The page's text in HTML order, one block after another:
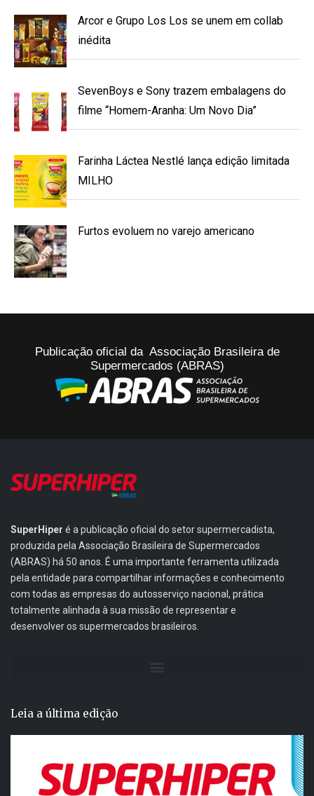
Arcor e Grupo Los Los se unem em collab
inédita
SevenBoys e Sony trazem embalagens do
filme “Homem-Aranha: Um Novo Dia”
Farinha Láctea Nestlé lança edição limitada
MILHO
Furtos evoluem no varejo americano
Publicação oficial da Associação Brasileira de
Supermercados (ABRAS)
SuperHiper é a publicação oficial do setor supermercadista,
produzida pela Associação Brasileira de Supermercados
(ABRAS) há 50 anos. É uma importante ferramenta utilizada
pela entidade para compartilhar informações e conhecimento
com todas as empresas do autosserviço nacional, prática
totalmente alinhada à sua missão de representar e
desenvolver os supermercados brasileiros.
Leia a última edição